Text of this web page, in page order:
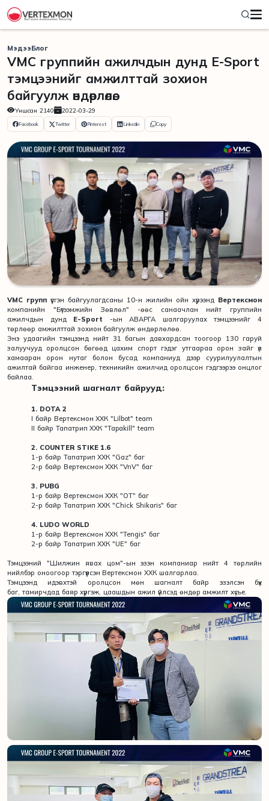
МэдээБлог
VMC группийн ажилчдын дунд E-Sport
тэмцээнийг амжилттай зохион
байгуулж өндөрлөлөө.
Уншсан 2140 2022-03-29
Facebook Twitter Pinterest Linkedin Copy
VMC групп үүсгэн байгуулагдсаны 10-н жилийн ойн хүрээнд Вертексмон
компанийн "Бүтээмжийн Зөвлөл" -өөс санаачлан нийт группийн
ажилчдын дунд E-Sport -ын АВАРГА шалгаруулах тэмцээнийг 4
төрлөөр амжилттай зохион байгуулж өндөрлөлөө.
Энэ удаагийн тэмцээнд нийт 31 багын давхардсан тоогоор 130 гаруй
залуучууд оролцсон бөгөөд цахим спорт гэдэг утгаараа орон зайг үл
хамааран орон нутаг болон бусад компаниуд дээр суурилуулалтын
ажилтай байгаа инженер, техникийн ажилчид оролцсон гэдгээрээ онцлог
байлаа.
Tэмцээний шагналт байрууд:
1. DOTA 2
I байр Вертексмон ХХК "Lilbot" team
II байр Тапатрип ХХК "Tapakill" team
2. COUNTER STIKE 1.6
1-р байр Тапатрип ХХК "Gaz" баг
2-р байр Вертексмон ХХК "VnV" баг
3. PUBG
1-р байр Вертексмон ХХК "ОТ" баг
2-р байр Тапатрип ХХК "Chick Shikaris" баг
4. LUDO WORLD
1-р байр Вертексмон ХХК "Tengis" баг
2-р байр Тапатрип ХХК "UE" баг
Тэмцээний "Шилжин явах цом"-ын эзэн компаниар нийт 4 төрлийн
нийлбэр оноогоор тэргүүлсэн Вертексмон ХХК шалгарлаа.
Тэмцээнд идэвхтэй оролцсон мөн шагналт байр эзэлсэн бүх
баг, тамирчдад баяр хүргэж, цаашдын ажил үйлсэд өндөр амжилт хүсье.